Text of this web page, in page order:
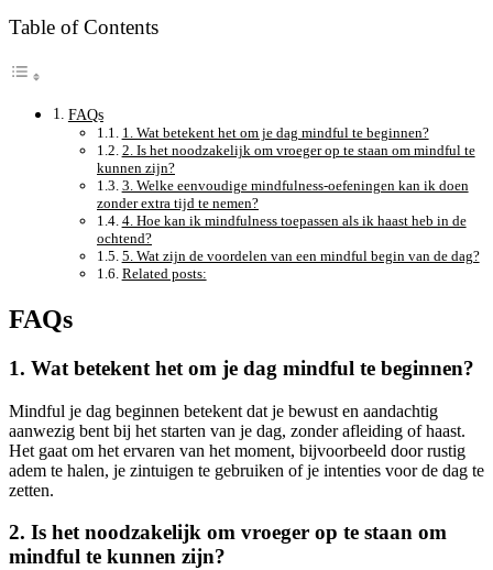
Table of Contents
FAQs
1. Wat betekent het om je dag mindful te beginnen?
2. Is het noodzakelijk om vroeger op te staan om mindful te
kunnen zijn?
3. Welke eenvoudige mindfulness-oefeningen kan ik doen
zonder extra tijd te nemen?
4. Hoe kan ik mindfulness toepassen als ik haast heb in de
ochtend?
5. Wat zijn de voordelen van een mindful begin van de dag?
Related posts:
FAQs
1. Wat betekent het om je dag mindful te beginnen?
Mindful je dag beginnen betekent dat je bewust en aandachtig
aanwezig bent bij het starten van je dag, zonder afleiding of haast.
Het gaat om het ervaren van het moment, bijvoorbeeld door rustig
adem te halen, je zintuigen te gebruiken of je intenties voor de dag te
zetten.
2. Is het noodzakelijk om vroeger op te staan om
mindful te kunnen zijn?